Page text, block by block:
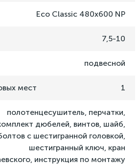
Eco Classic 480x600 NP
7,5-10
подвесной
мест 1
полотенцесушитель, перчатки,
дюбелей, винтов, шайб,
с шестигранной головкой,
шестигранный ключ, кран
инструкция по монтажу